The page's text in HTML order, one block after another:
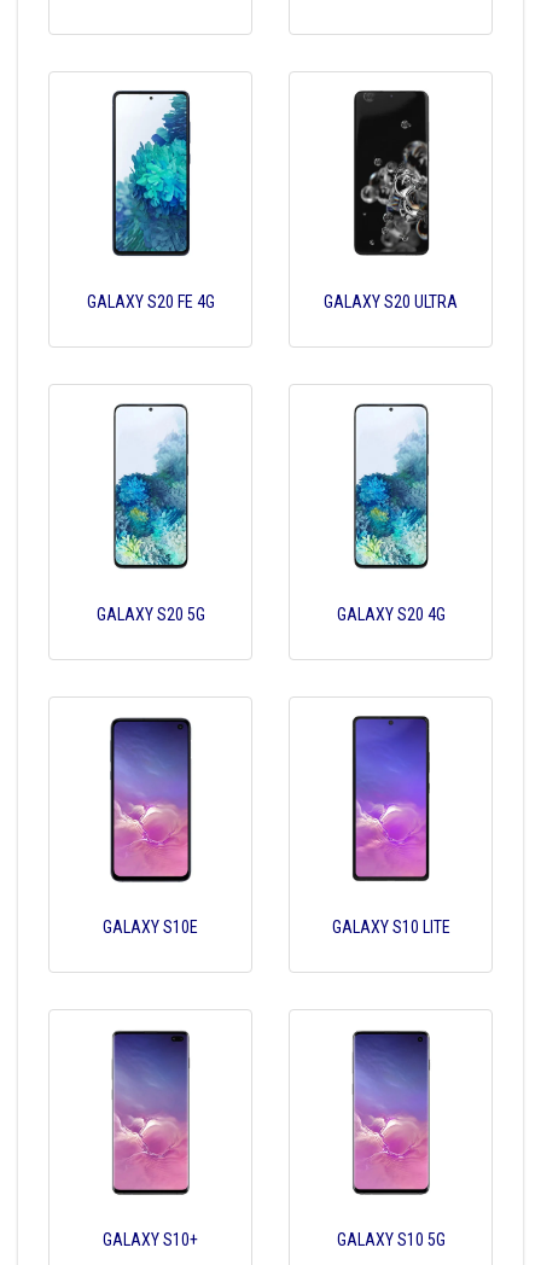
GALAXY S20 FE 4G GALAXY S20 ULTRA
GALAXY S20 5G GALAXY S20 4G
GALAXY S10E GALAXY S10 LITE
GALAXY S10+ GALAXY S10 5G